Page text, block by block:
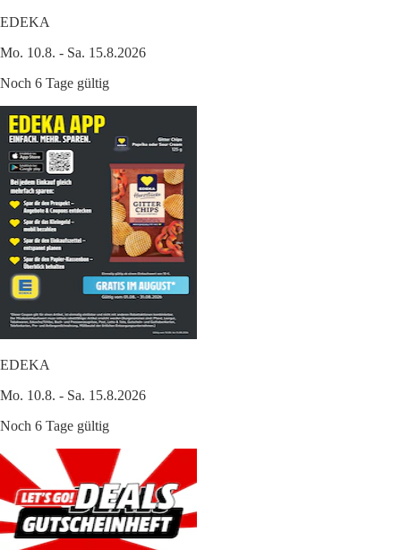
EDEKA
Mo. 10.8. - Sa. 15.8.2026
Noch 6 Tage gültig
EDEKA
Mo. 10.8. - Sa. 15.8.2026
Noch 6 Tage gültig